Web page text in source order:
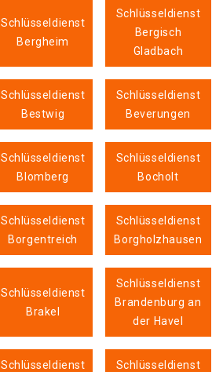
Schlüsseldienst
Bergheim
Schlüsseldienst
Bergisch
Gladbach
Schlüsseldienst
Bestwig
Schlüsseldienst
Beverungen
Schlüsseldienst
Blomberg
Schlüsseldienst
Bocholt
Schlüsseldienst
Borgentreich
Schlüsseldienst
Borgholzhausen
Schlüsseldienst
Brakel
Schlüsseldienst
Brandenburg an
der Havel
Schlüsseldienst
Schlüsseldienst